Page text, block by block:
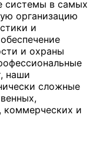
системы в самых
организацию
и
и охраны
наши
сложные
коммерческих и